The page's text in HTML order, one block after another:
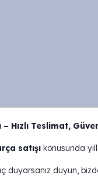
Hızlı Teslimat,
satışı konusunda
duyarsanız duyun,